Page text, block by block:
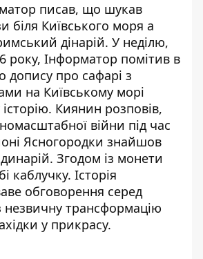
писав, що шукав
біля Київського моря а
дінарій. У неділю,
року, Інформатор помітив в
допису про сафарі з
на Київському морі
Киянин розповів,
війни під час
Ясногородки знайшов
Згодом із монети
каблучку. Історія
обговорення серед
незвичну трансформацію
у прикрасу.